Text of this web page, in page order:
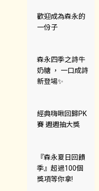
歡迎成為森永的
一份子
森永四季之詩牛
奶糖 ， 一口成詩
新登場✨
經典嗨啾回歸PK
賽 週週抽大獎
『森永夏日回饋
季』超過100個
獎項等你拿!